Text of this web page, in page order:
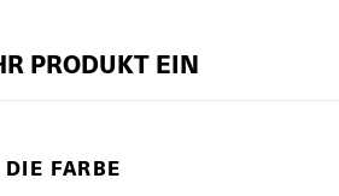
PRODUKT EIN
FARBE